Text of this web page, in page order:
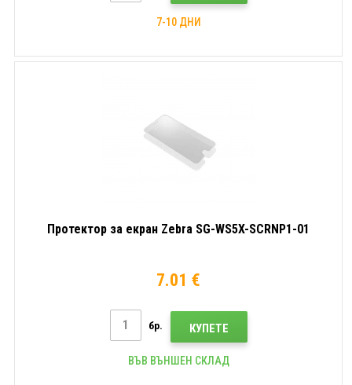
7-10 ДНИ
Протектор за екран Zebra SG-WS5X-SCRNP1-01
7.01 €
бр. КУПЕТЕ
ВЪВ ВЪНШЕН СКЛАД